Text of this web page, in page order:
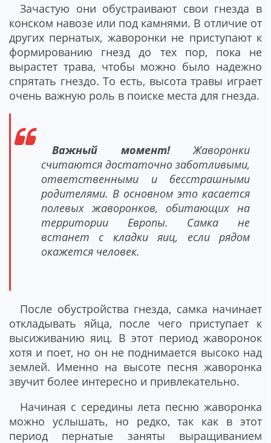
Зачастую они обустраивают свои гнезда в
конском навозе или под камнями. В отличие от
других пернатых, жаворонки не приступают к
формированию гнезд до тех пор, пока не
вырастет трава, чтобы можно было надежно
спрятать гнездо. То есть, высота травы играет
очень важную роль в поиске места для гнезда.
Важный момент!Жаворонки
считаются достаточно заботливыми,
ответственными и бесстрашными
родителями. В основном это касается
полевых жаворонков, обитающих на
территории Европы. Самка не
встанет с кладки яиц, если рядом
окажется человек.
После обустройства гнезда, самка начинает
откладывать яйца, после чего приступает к
высиживанию яиц. В этот период жаворонок
хотя и поет, но он не поднимается высоко над
землей. Именно на высоте песня жаворонка
звучит более интересно и привлекательно.
Начиная с середины лета песню жаворонка
можно услышать, но редко, так как в этот
период пернатые заняты выращиванием